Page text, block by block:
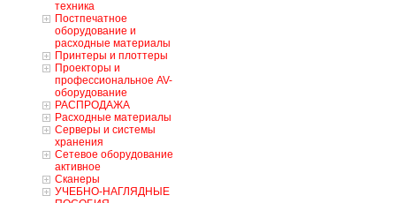
техника
Постпечатное
оборудование и
расходные материалы
Принтеры и плоттеры
Проекторы и
профессиональное AV-
оборудование
РАСПРОДАЖА
Расходные материалы
Серверы и системы
хранения
Сетевое оборудование
активное
Сканеры
УЧЕБНО-НАГЛЯДНЫЕ